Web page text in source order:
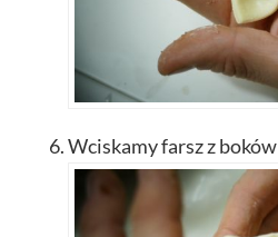
Wciskamy farsz z boków